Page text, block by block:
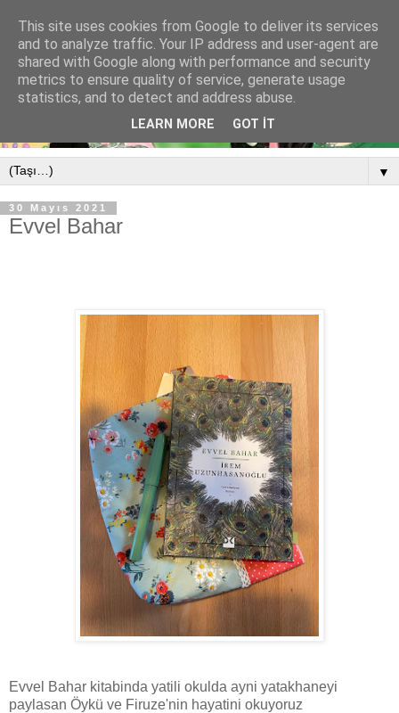
▼
30 Mayıs 2021
Evvel Bahar
Evvel Bahar kitabinda yatili okulda ayni yatakhaneyi
paylasan Öykü ve Firuze'nin hayatini okuyoruz
This site uses cookies from Google to deliver its services
and to analyze traffic. Your IP address and user-agent are
shared with Google along with performance and security
metrics to ensure quality of service, generate usage
statistics, and to detect and address abuse.
LEARN MORE GOT IT